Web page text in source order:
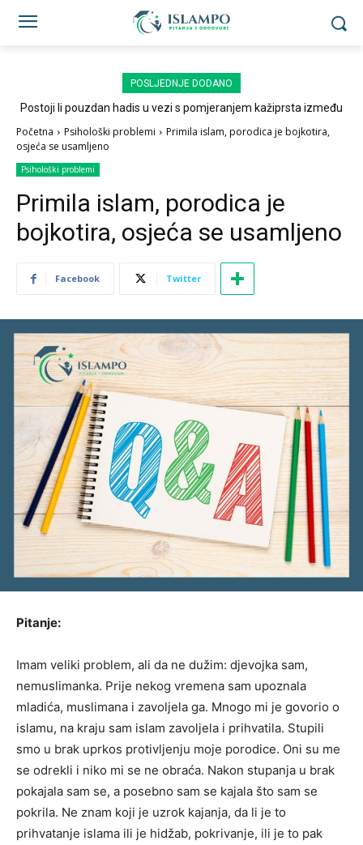
POSLJEDNJE DODANO
Postoji li pouzdan hadis u vezi s pomjeranjem kažiprsta između
Početna Psihološki problemi
Primila islam, porodica je bojkotira,
osjeća se usamljeno
Psihološki problemi
Primila islam, porodica je
bojkotira, osjeća se usamljeno
Facebook Twitter
Pitanje:
Imam veliki problem, ali da ne dužim: djevojka sam,
nemuslimanka. Prije nekog vremena sam upoznala
mladića, muslimana i zavoljela ga. Mnogo mi je govorio o
islamu, na kraju sam islam zavoljela i prihvatila. Stupili
smo u brak uprkos protivljenju moje porodice. Oni su me
se odrekli i niko mi se ne obraća. Nakon stupanja u brak
pokajala sam se, a posebno sam se kajala što sam se
pokrila. Ne znam koji je uzrok kajanja, da li je to
prihvatanje islama ili je hidžab, pokrivanje, ili je to pak